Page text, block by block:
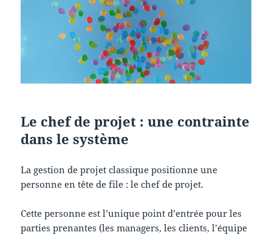
Le chef de projet : une contrainte
dans le système
La gestion de projet classique positionne une
personne en tête de file : le chef de projet.
Cette personne est l’unique point d’entrée pour les
parties prenantes (les managers, les clients, l’équipe